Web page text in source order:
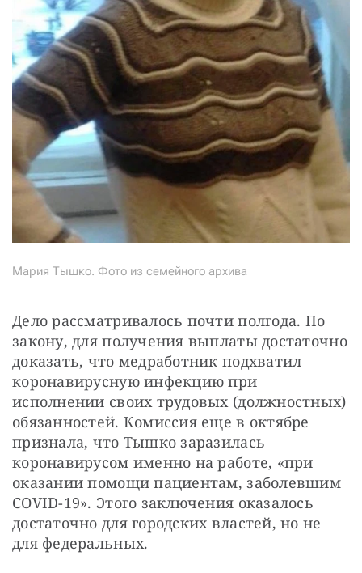
Мария Тышко. Фото из семейного архива
Дело рассматривалось почти полгода. По
закону, для получения выплаты достаточно
доказать, что медработник подхватил
коронавирусную инфекцию при
исполнении своих трудовых (должностных)
обязанностей. Комиссия еще в октябре
признала, что Тышко заразилась
коронавирусом именно на работе, «при
оказании помощи пациентам, заболевшим
COVID-19». Этого заключения оказалось
достаточно для городских властей, но не
для федеральных.